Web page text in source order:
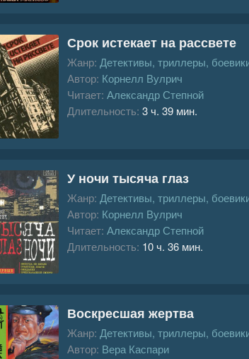
Срок истекает на рассвете
Жанр: Детективы, триллеры,
Автор: Корнелл Вулрич
Читает: Александр Степной
Длительность: 3 ч. 39 мин.
У ночи тысяча глаз
Жанр: Детективы, триллеры,
Автор: Корнелл Вулрич
Читает: Александр Степной
Длительность: 10 ч. 36 мин.
Воскресшая жертва
Жанр: Детективы, триллеры,
Автор: Вера Каспари